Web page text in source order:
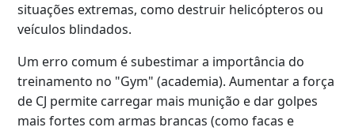
situações extremas, como destruir helicópteros ou
veículos blindados.
Um erro comum é subestimar a importância do
treinamento no "Gym" (academia). Aumentar a força
de CJ permite carregar mais munição e dar golpes
mais fortes com armas brancas (como facas e